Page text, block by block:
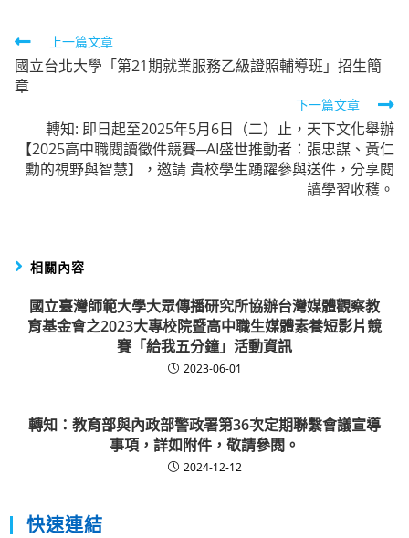
Read
more
articles
上一篇文章
國立台北大學「第21期就業服務乙級證照輔導班」招生簡
章
下一篇文章
轉知: 即日起至2025年5月6日（二）止，天下文化舉辦
【2025高中職閱讀徵件競賽─AI盛世推動者：張忠謀、黃仁
勳的視野與智慧】，邀請 貴校學生踴躍參與送件，分享閱
讀學習收穫。
相關內容
國立臺灣師範大學大眾傳播研究所協辦台灣媒體觀察教
育基金會之2023大專校院暨高中職生媒體素養短影片競
賽「給我五分鐘」活動資訊
2023-06-01
轉知：教育部與內政部警政署第36次定期聯繫會議宣導
事項，詳如附件，敬請參閱。
2024-12-12
快速連結